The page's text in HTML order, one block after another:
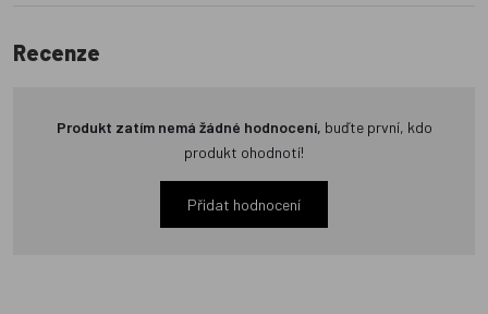
Recenze
Produkt zatím nemá žádné hodnocení, buďte první, kdo
produkt ohodnotí!
Přidat hodnocení